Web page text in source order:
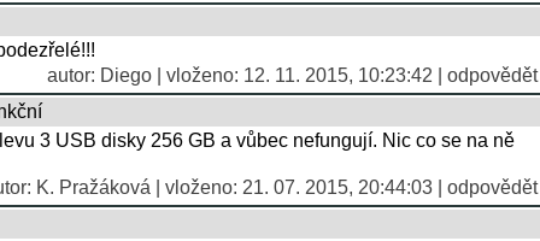
autor: Diego | vloženo: 12. 11. 2015, 10:23:42 | odpovědět
3 USB disky 256 GB a vůbec nefungují. Nic co se na ně
K. Pražáková | vloženo: 21. 07. 2015, 20:44:03 | odpovědět